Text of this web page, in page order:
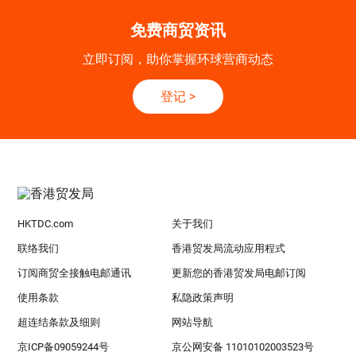
免费商贸资讯
立即订阅，助你掌握环球营商动态
登记 >
HKTDC.com 关于我们
联络我们 香港贸发局流动应用程式
订阅商贸全接触电邮通讯 更新您的香港贸发局电邮订阅
使用条款 私隐政策声明
超连结条款及细则 网站导航
京ICP备09059244号 京公网安备 11010102003523号